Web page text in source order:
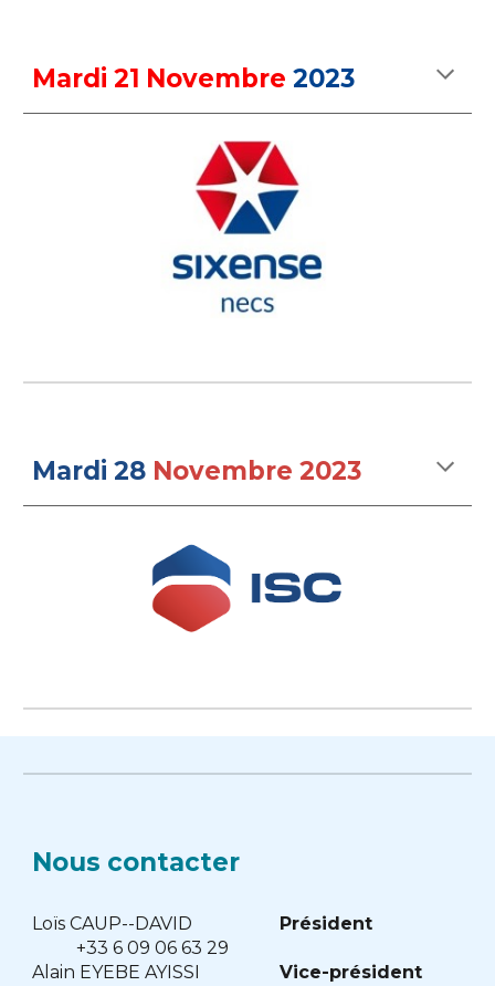
Mardi 21 Novembre 2023
Mardi 28 Novembre 2023
Nous contacter
Loïs CAUP--DAVID
Président
+33 6 09 06 63 29
Alain EYEBE AYISSI
Vice-président